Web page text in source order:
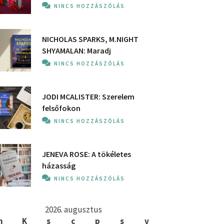
NINCS HOZZÁSZÓLÁS
NICHOLAS SPARKS, M.NIGHT
SHYAMALAN: Maradj
NINCS HOZZÁSZÓLÁS
JODI MCALISTER: Szerelem
felsőfokon
NINCS HOZZÁSZÓLÁS
JENEVA ROSE: A ​tökéletes
házasság
NINCS HOZZÁSZÓLÁS
2026. augusztus
K s c p s v